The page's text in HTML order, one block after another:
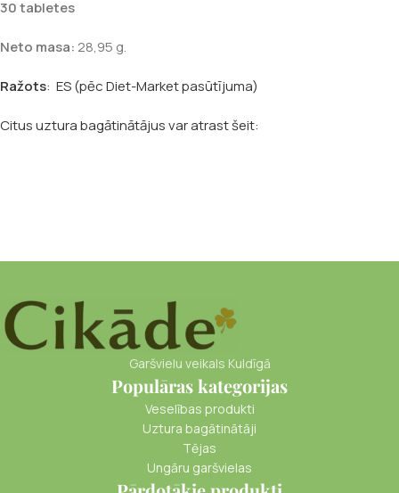
30 tabletes
Neto masa: 28,95 g.
Ražots: ES (pēc Diet-Market pasūtījuma)
Citus uztura bagātinātājus var atrast šeit:
Garšvielu veikals Kuldīgā
Populāras kategorijas
Veselības produkti
Uztura bagātinātāji
Tējas
Ungāru garšvielas